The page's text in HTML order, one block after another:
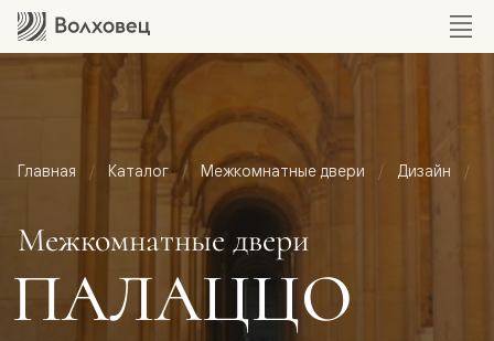
Главная Каталог Межкомнатные двери Дизайн
Межкомнатные двери
ПАЛАЦЦО